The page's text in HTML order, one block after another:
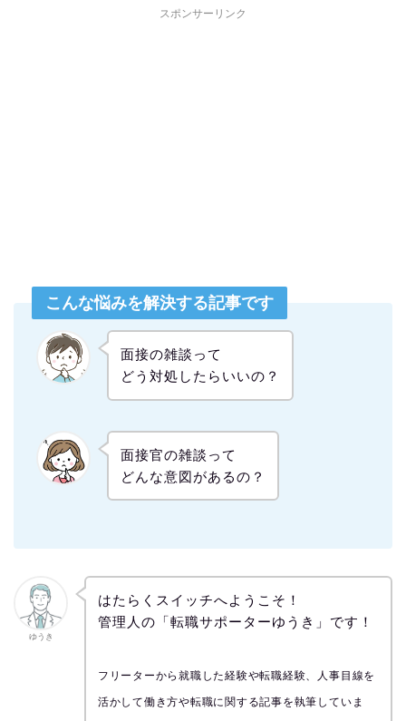
スポンサーリンク
こんな悩みを解決する記事です
面接の雑談って
どう対処したらいいの？
面接官の雑談って
どんな意図があるの？
ゆうき
はたらくスイッチへようこそ！
管理人の「転職サポーターゆうき」です！
フリーターから就職した経験や転職経験、人事目線を
活かして働き方や転職に関する記事を執筆していま